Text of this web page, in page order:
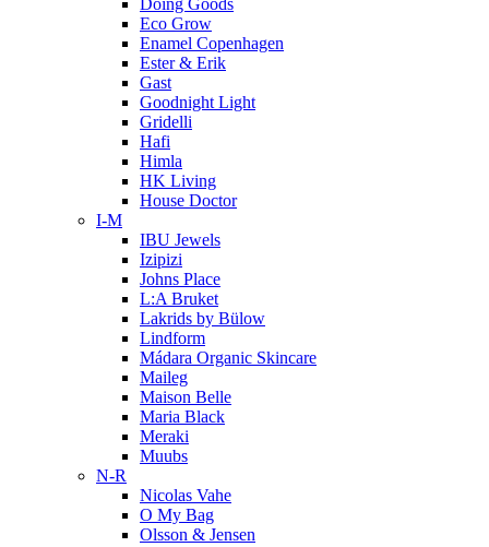
Doing Goods
Eco Grow
Enamel Copenhagen
Ester & Erik
Gast
Goodnight Light
Gridelli
Hafi
Himla
HK Living
House Doctor
I-M
IBU Jewels
Izipizi
Johns Place
L:A Bruket
Lakrids by Bülow
Lindform
Mádara Organic Skincare
Maileg
Maison Belle
Maria Black
Meraki
Muubs
N-R
Nicolas Vahe
O My Bag
Olsson & Jensen